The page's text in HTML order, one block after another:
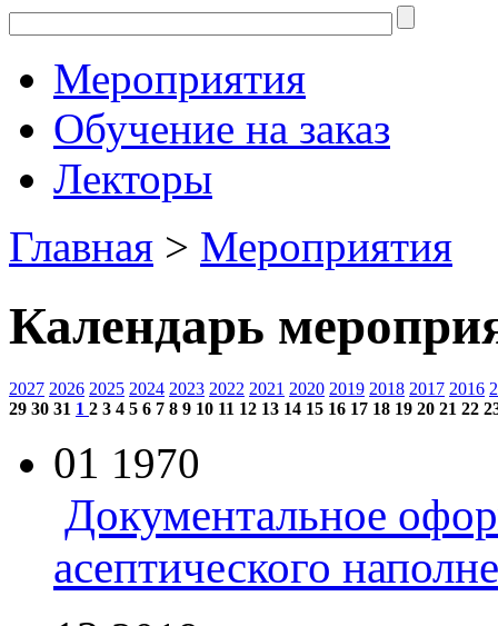
Мероприятия
Обучение на заказ
Лекторы
Главная > Мероприятия
Календарь
2027 2026 2025 2024 2023 2022 2021 2020 2019 2018 2017 2016
29 30 31 1 2 3 4 5 6 7 8 9 10 11 12 13 14 15 16 17 18 19 20 21 22
01 1970
Документальное
асептического